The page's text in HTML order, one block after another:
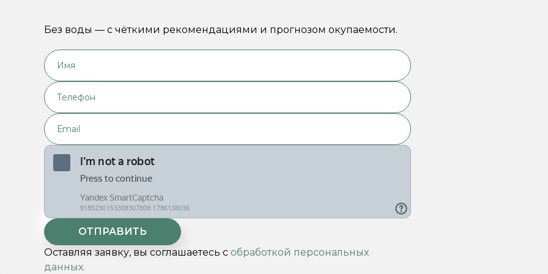
Без воды — с чёткими рекомендациями и прогнозом окупаемости.
Оставляя заявку, вы соглашаетесь с обработкой персональных
данных.